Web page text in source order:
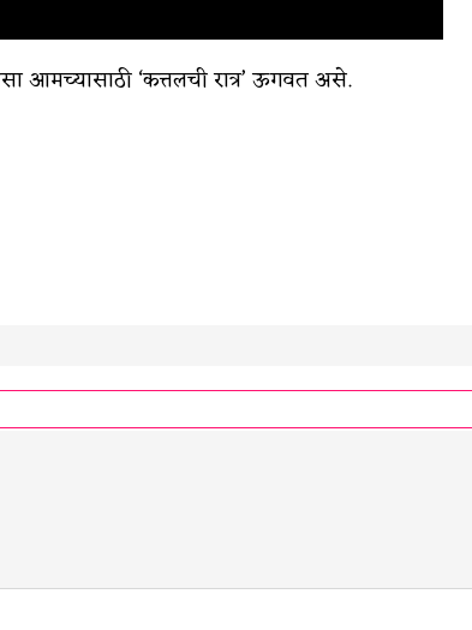
आमच्यासाठी ‘कत्तलची रात्र’ ऊगवत असे.